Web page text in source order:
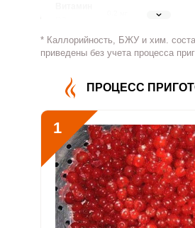
1.8 мг
Витамин
44.1 мг 500 мг
Витамин
В5
Витамин
В6
0.8 мг 2 мг
Витамин
В9
24.8 мкг 400 мкг
* Каллорийность, БЖУ и хим.
приведены без учета процесса
ПРОЦЕСС
1